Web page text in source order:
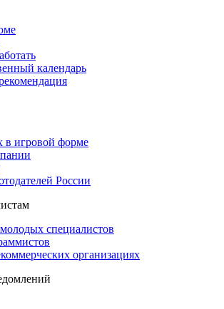
календарь
в игровой форме
России
специалистов
организациях